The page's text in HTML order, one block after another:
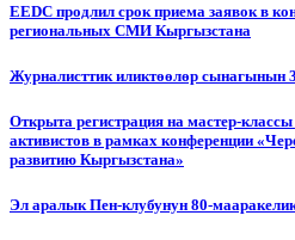
EEDC продлил срок приема заявок в
региональных СМИ Кыргызстана
Журналисттик иликтөөлөр сынагынын
Открыта регистрация на мастер-
активистов в рамках конференции
развитию Кыргызстана»
Эл аралык Пен-клубунун 80-